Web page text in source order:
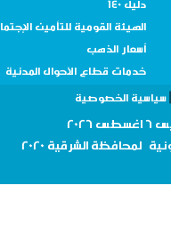
دليل 140
الهيئة القومية للتأمين الإجتماعي
أسعار الذهب
خدمات قطاع الأحوال المدنية
الخصوصية
لمحافظةالشرقية 2020